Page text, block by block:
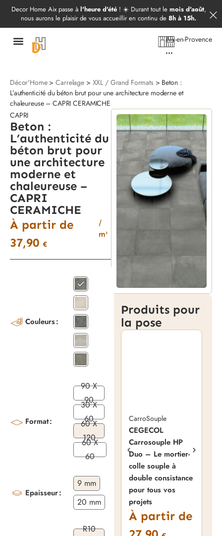
Decor Home Aix passe à l'heure d'été ! ☀️ Durant tout le mois d'août,
nous aurons le plaisir de vous accueillir en continu de 8h à 15h.
Aix-en-Provence
...
Décor'Home>Carrelage> XXL / Grand Formats > Beton :
L’authenticité du béton brut pour une architecture moderne et
chaleureuse – CAPRI CERAMICHE
Produits pour
la pose
CarroSouple
CEGECOL
Carrosouple HP
Duo – Le mortier-
colle souple à
double consistance
pour tous vos
projets
À partir de
CAPRI
Beton :
L’authenticité du
béton brut pour
une architecture
moderne et
chaleureuse –
CAPRI
CERAMICHE
À partir de
37,90 €
/
m²
Couleurs
Format
90 X
90
30 X
60
60 X
120
60 X
60
Epaisseur
9 mm
20 mm
R10